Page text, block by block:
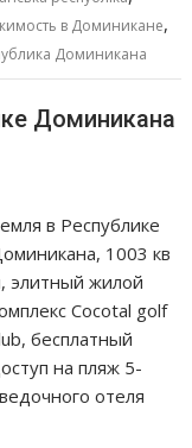
в Доминикане,
Доминикана
Доминикана
в Республике
1003 кв
элитный жилой
Cocotal golf
бесплатный
на пляж 5-
отеля